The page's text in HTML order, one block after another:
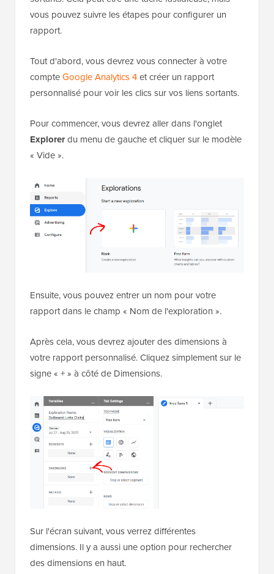
Dans Google Analytics 4, vous devrez créer un
rapport personnalisé pour afficher le suivi des liens
sortants. Cela peut être une tâche fastidieuse, mais
vous pouvez suivre les étapes pour configurer un
rapport.
Tout d'abord, vous devrez vous connecter à votre
compte
Google Analytics 4
et créer un rapport
personnalisé pour voir les clics sur vos liens sortants.
Explorer
« Vide ».
Ensuite, vous pouvez entrer un nom pour votre
rapport dans le champ « Nom de l'exploration ».
Après cela, vous devrez ajouter des dimensions à
votre rapport personnalisé. Cliquez simplement sur le
signe « + » à côté de Dimensions.